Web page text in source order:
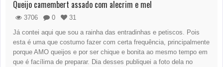
Queijo camembert assado com alecrim e mel
3706 0
31
Já contei aqui que sou a rainha das entradinhas e petiscos. Pois
esta é uma que costumo fazer com certa frequência, principalmente
porque AMO queijos e por ser chique e bonita ao mesmo tempo em
que é facílima de preparar. Dia desses publiquei a foto dela no